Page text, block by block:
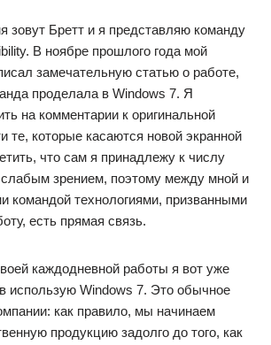
зовут Бретт и я представляю команду
В ноябре прошлого года мой
замечательную статью о работе,
проделала в Windows 7. Я
на комментарии к оригинальной
те, которые касаются новой экранной
что сам я принадлежу к числу
слабым зрением, поэтому между мной и
командой технологиями, призванными
есть прямая связь.
каждодневной работы я вот уже
использую Windows 7. Это обычное
как правило, мы начинаем
продукцию задолго до того, как